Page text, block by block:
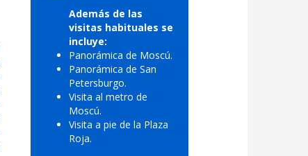
Además de las
visitas habituales se
incluye:
Panorámica de Moscú.
Panorámica de San
Petersburgo.
Visita al metro de
Moscú.
Visita a pie de la Plaza
Roja.